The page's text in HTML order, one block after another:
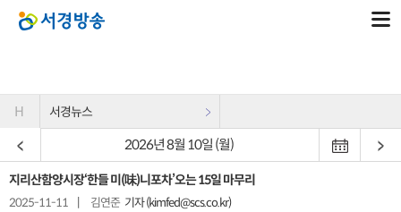
H 서경뉴스
2026년 8월 10일 (월)
지리산함양시장‘한들 미(味)니포차’오는 15일 마무리
2025-11-11 김연준 기자 (kimfed@scs.co.kr)